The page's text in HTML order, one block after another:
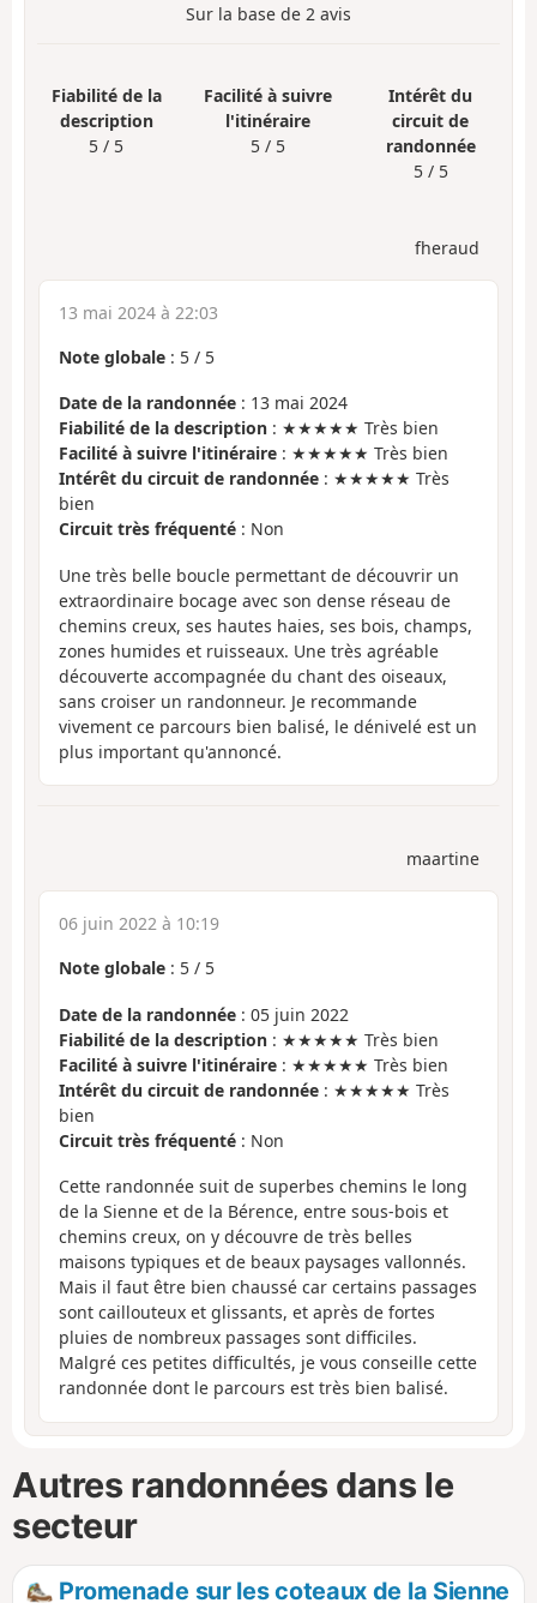
Sur la base de 2 avis
Fiabilité de la
description
5 / 5
Facilité à suivre
l'itinéraire
5 / 5
Intérêt du
circuit de
randonnée
5 / 5
fheraud
13 mai 2024 à 22:03
Note globale : 5 / 5
Date de la randonnée : 13 mai 2024
Fiabilité de la description : ★★★★★ Très bien
Facilité à suivre l'itinéraire : ★★★★★ Très bien
Intérêt du circuit de randonnée : ★★★★★ Très
bien
Circuit très fréquenté : Non
Une très belle boucle permettant de découvrir un
extraordinaire bocage avec son dense réseau de
chemins creux, ses hautes haies, ses bois, champs,
zones humides et ruisseaux. Une très agréable
découverte accompagnée du chant des oiseaux,
sans croiser un randonneur. Je recommande
vivement ce parcours bien balisé, le dénivelé est un
plus important qu'annoncé.
maartine
06 juin 2022 à 10:19
Note globale : 5 / 5
Date de la randonnée : 05 juin 2022
Fiabilité de la description : ★★★★★ Très bien
Facilité à suivre l'itinéraire : ★★★★★ Très bien
Intérêt du circuit de randonnée : ★★★★★ Très
bien
Circuit très fréquenté : Non
Cette randonnée suit de superbes chemins le long
de la Sienne et de la Bérence, entre sous-bois et
chemins creux, on y découvre de très belles
maisons typiques et de beaux paysages vallonnés.
Mais il faut être bien chaussé car certains passages
sont caillouteux et glissants, et après de fortes
pluies de nombreux passages sont difficiles.
Malgré ces petites difficultés, je vous conseille cette
randonnée dont le parcours est très bien balisé.
Autres randonnées dans le
secteur
Promenade sur les coteaux de la Sienne